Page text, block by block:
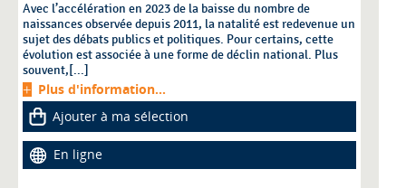
Avec l’accélération en 2023 de la baisse du nombre de
naissances observée depuis 2011, la natalité est redevenue un
sujet des débats publics et politiques. Pour certains, cette
évolution est associée à une forme de déclin national. Plus
souvent,[...]
Plus d'information...
Ajouter à ma sélection
En ligne